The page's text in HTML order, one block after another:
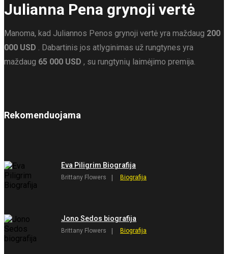
Julianna Pena grynoji vertė
Manoma, kad Juliannos Penos grynoji vertė yra maždaug 200
000 USD . Dabartinis jos atlyginimas už rungtynes ​​yra
maždaug 65 000 USD , su rungtynių laimėjimo premija.
Rekomenduojama
Eva Piligrim Biografija
Brittany Flowers Biografija
Jono Sedos biografija
Brittany Flowers Biografija